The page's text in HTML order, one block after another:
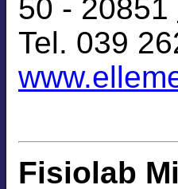
50 - 20851
Tel. 039
Fisiolab